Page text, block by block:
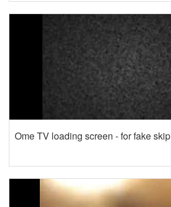
Ome TV loading screen - for fake skip